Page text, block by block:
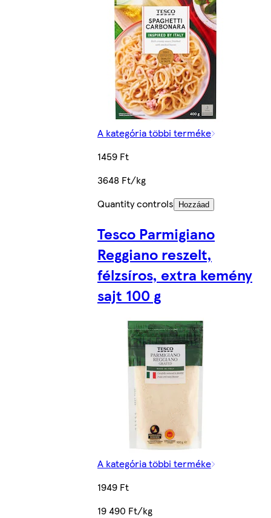
A kategória többi terméke
1459 Ft
3648 Ft/kg
Quantity controls
Hozzáad
Tesco Parmigiano
Reggiano reszelt,
félzsíros, extra kemény
sajt 100 g
A kategória többi terméke
1949 Ft
19 490 Ft/kg